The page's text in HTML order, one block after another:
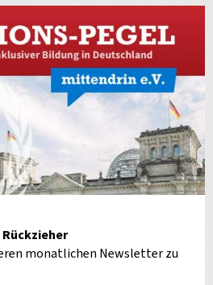
monatlichen Newsletter zu